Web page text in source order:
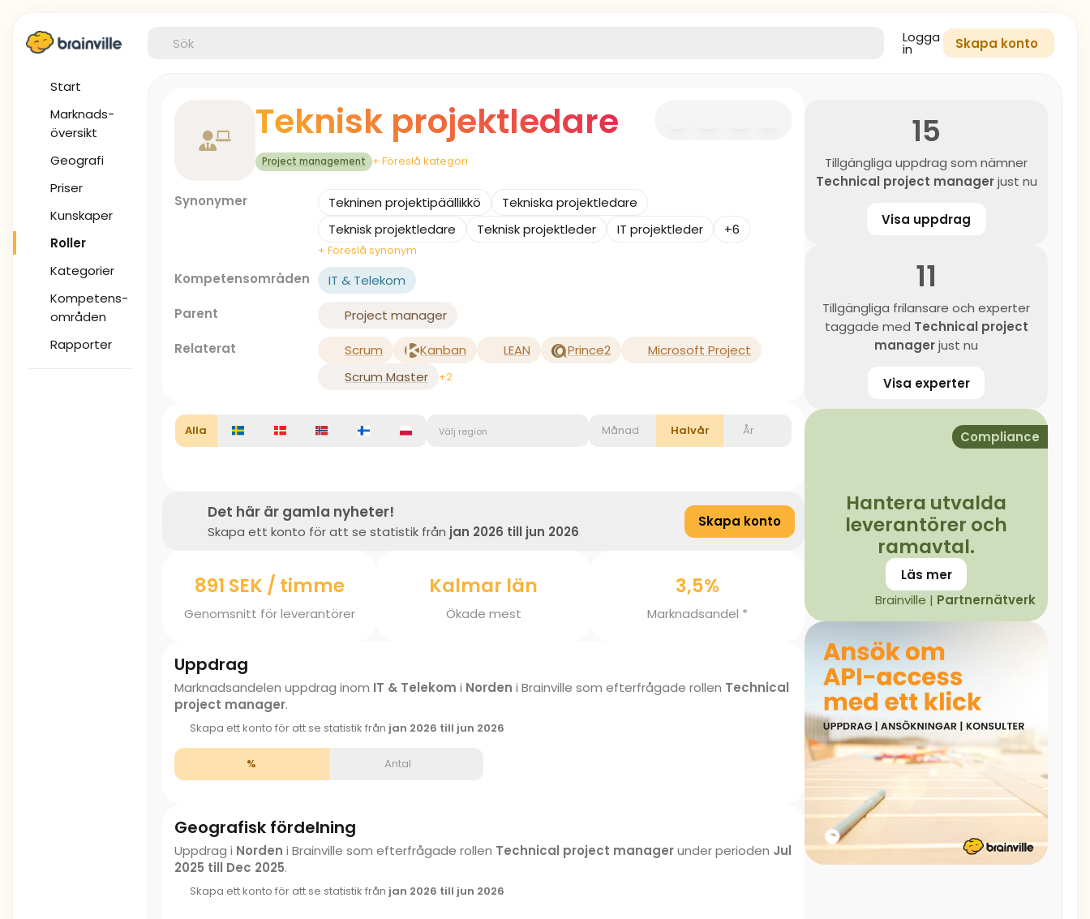
Start
Marknads-
översikt
Geografi
Priser
Kunskaper
Roller
Kategorier
Kompetens-
områden
Rapporter
Logga
in Skapa konto
Teknisk projektledare
Project management + Föreslå kategori
Synonymer Tekninen projektipäällikkö
Tekniska projektledare
Teknisk projektledare
Teknisk projektleder IT projektleder +6
+ Föreslå synonym
Kompetensområden
IT & Telekom
Parent
Project manager
Relaterat
Scrum Kanban LEAN Prince2
Microsoft Project
Scrum Master
+2
Alla Välj region Månad Halvår År
Det här är gamla nyheter!
Skapa ett konto för att se statistik från jan 2026 till jun 2026
Skapa konto
891 SEK / timme
Genomsnitt för leverantörer
Kalmar län
Ökade mest
3,5%
Marknadsandel *
Uppdrag
Marknadsandelen uppdrag inom IT & Telekom i Norden i Brainville som efterfrågade rollen Technical
project manager.
Skapa ett konto för att se statistik från jan 2026 till jun 2026
% Antal
Geografisk fördelning
Uppdrag i Norden i Brainville som efterfrågade rollen Technical project managerunder perioden Jul
2025 till Dec 2025.
Skapa ett konto för att se statistik från jan 2026 till jun 2026
15
Tillgängliga uppdrag som nämner
Technical project managerjust nu
Visa uppdrag
11
Tillgängliga frilansare och experter
taggade med Technical project
managerjust nu
Visa experter
Compliance
Hantera utvalda
leverantörer och
ramavtal.
Läs mer
Brainville | Partnernätverk